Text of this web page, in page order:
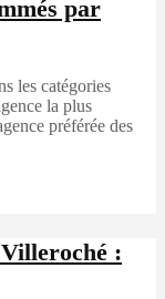
par
les catégories
la plus
préférée des
: